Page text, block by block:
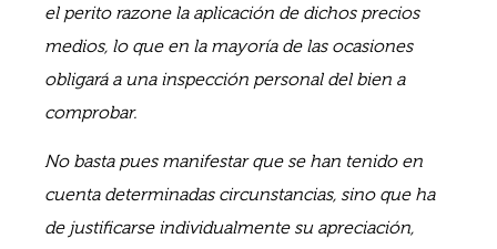
el perito razone la aplicación de dichos precios
medios, lo que en la mayoría de las ocasiones
obligará a una inspección personal del bien a
comprobar.
No basta pues manifestar que se han tenido en
cuenta determinadas circunstancias, sino que ha
de justificarse individualmente su apreciación,